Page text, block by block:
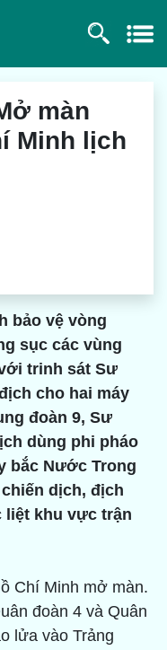
màn
Minh lịch
bảo vệ vòng
sục các vùng
trinh sát Sư
cho hai máy
đoàn 9, Sư
dùng phi pháo
bắc Nước Trong
dịch, địch
liệt khu vực trận
Chí Minh mở màn.
đoàn 4 và Quân
lửa vào Trảng